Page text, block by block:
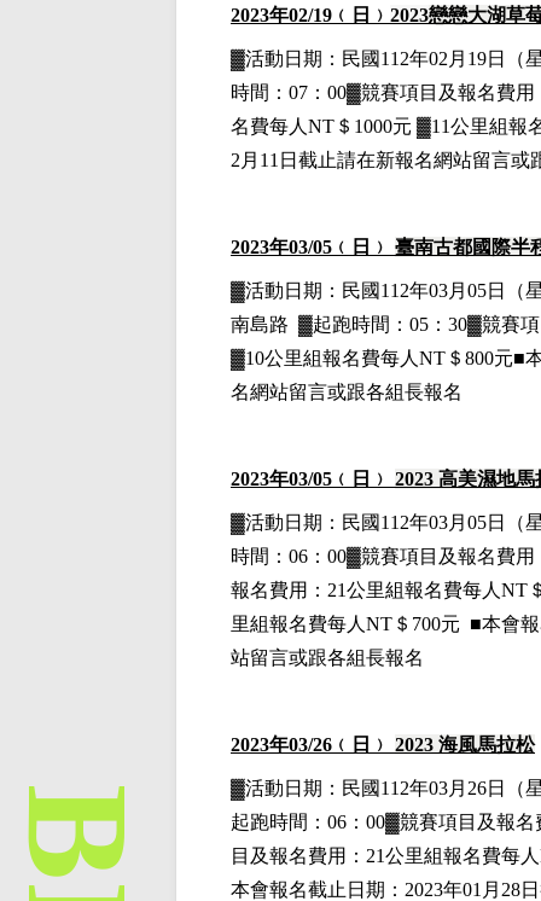
2023年02/19 ﹙日﹚ 2023戀戀大湖草
▓活動日期： 民國112年02月19日
（
時間：07：00▓競賽項目 及報名費用
名費每人NT＄1000元 ▓11公里組報
2月11日截止請在新報名網站留言或
2023年03/05 ﹙日﹚ 臺南古都國際半
▓活動日期： 民國112年03月05日
（
南島路 ▓起跑時間：05：30▓競賽
▓10公里組報名費每人NT＄800元■
名網站留言或跟各組長報名
2023年03/05 ﹙日﹚ 2023 高美濕地馬
▓活動日期： 民國112年03月05日
（
時間：06：00▓競賽項目 及報名費用
報名費用 ：21公里組報名費每人NT
里組報名費每人NT＄700元 ■本會
站留言或跟各組長報名
2023年03/26 ﹙日﹚ 2023 海風馬拉松
▓活動日期： 民國112年03月26日
（
起跑時間：06：00▓競賽項目 及報名
目 及報名費用 ：21公里組報名費每
本會報名截止日期：2023年01月28